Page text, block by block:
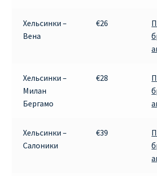
RYANAIR УКРАИНА | АВИАБИЛЕТЫ ОТ
Ryanair Україна из Киева, Одессы,
RYANAIR.COM НА РУССКОМ –
АВИАБИЛЕТЫ RYANAIR ОТ € 12
Хельсинки –
Вена
€26
Хельсинки –
Милан
Бергамо
€28
Хельсинки –
Салоники
€39